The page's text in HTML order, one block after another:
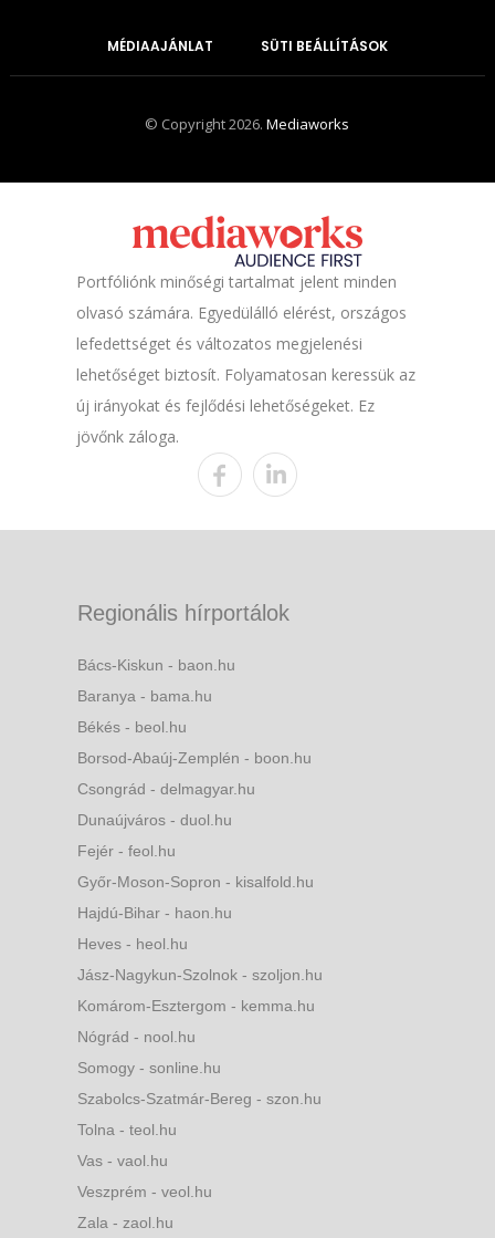
MÉDIAAJÁNLAT SÜTI BEÁLLÍTÁSOK
© Copyright 2026.Mediaworks
Portfóliónk minőségi tartalmat jelent minden
olvasó számára. Egyedülálló elérést, országos
lefedettséget és változatos megjelenési
lehetőséget biztosít. Folyamatosan keressük az
új irányokat és fejlődési lehetőségeket. Ez
jövőnk záloga.
Regionális hírportálok
Bács-Kiskun - baon.hu
Baranya - bama.hu
Békés - beol.hu
Borsod-Abaúj-Zemplén - boon.hu
Csongrád - delmagyar.hu
Dunaújváros - duol.hu
Fejér - feol.hu
Győr-Moson-Sopron - kisalfold.hu
Hajdú-Bihar - haon.hu
Heves - heol.hu
Jász-Nagykun-Szolnok - szoljon.hu
Komárom-Esztergom - kemma.hu
Nógrád - nool.hu
Somogy - sonline.hu
Szabolcs-Szatmár-Bereg - szon.hu
Tolna - teol.hu
Vas - vaol.hu
Veszprém - veol.hu
Zala - zaol.hu